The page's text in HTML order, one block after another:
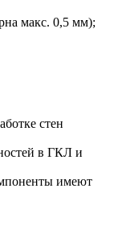
макс. 0,5 мм);
стен
в ГКЛ и
имеют